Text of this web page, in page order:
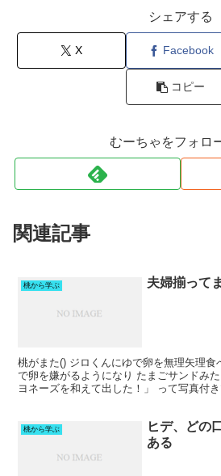
シェアする
X Facebook
コピー
むーちゃをフォロ
関連記事
桃から学ぶ 夫婦揃って
桃がまた() ジロくんにゆで卵を無理矢理食
で卵を嫌がるようになり たまごサンドみ
ヨネーズを和えて出した！」 って写真付
桃から学ぶ
ヒデ、どの
ある